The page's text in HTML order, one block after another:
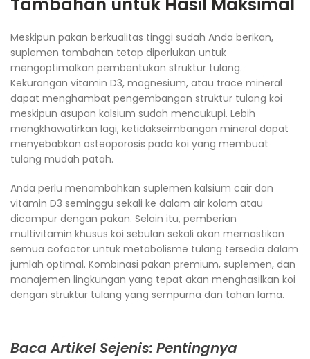
Tambahan untuk Hasil Maksimal
Meskipun pakan berkualitas tinggi sudah Anda berikan,
suplemen tambahan tetap diperlukan untuk
mengoptimalkan pembentukan struktur tulang.
Kekurangan vitamin D3, magnesium, atau trace mineral
dapat menghambat pengembangan struktur tulang koi
meskipun asupan kalsium sudah mencukupi. Lebih
mengkhawatirkan lagi, ketidakseimbangan mineral dapat
menyebabkan osteoporosis pada koi yang membuat
tulang mudah patah.
Anda perlu menambahkan suplemen kalsium cair dan
vitamin D3 seminggu sekali ke dalam air kolam atau
dicampur dengan pakan. Selain itu, pemberian
multivitamin khusus koi sebulan sekali akan memastikan
semua cofactor untuk metabolisme tulang tersedia dalam
jumlah optimal. Kombinasi pakan premium, suplemen, dan
manajemen lingkungan yang tepat akan menghasilkan koi
dengan struktur tulang yang sempurna dan tahan lama.
Baca Artikel Sejenis: Pentingnya